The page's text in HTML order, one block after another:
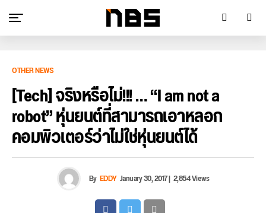
OTHER NEWS
[Tech] จริงหรือไม่!!! … “I am not a
robot” หุ่นยนต์ที่สามารถเอาหลอก
คอมพิวเตอร์ว่าไม่ใช่หุ่นยนต์ได้
By EDDY January 30, 2017| 2,854 Views